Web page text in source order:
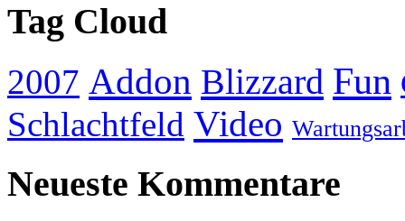
Tag Cloud
2007 Addon Blizzard Fun
Schlachtfeld Video
Neueste Kommentare